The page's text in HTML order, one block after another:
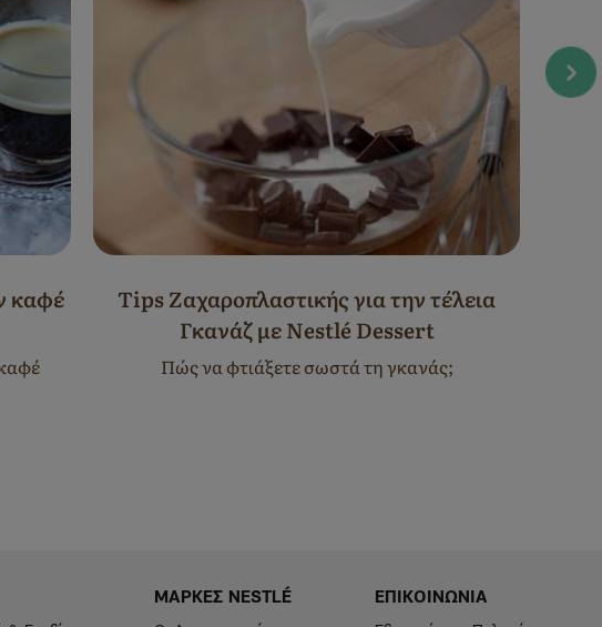
καφέ
Tips Ζαχαροπλαστικής για την τέλεια
Γκανάζ με Nestlé Dessert
Πώς να φτιάξετε σωστά τη γκανάς;
Footer
ΜΑΡΚΕΣ NESTLÉ
GS
ΕΠΙΚΟΙΝΩΝΙΑ